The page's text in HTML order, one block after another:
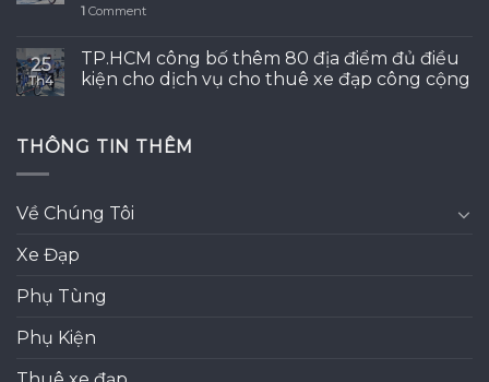
1 Comment
25
Th4
TP.HCM công bố thêm 80 địa điểm đủ điều
kiện cho dịch vụ cho thuê xe đạp công cộng
THÔNG TIN THÊM
Về Chúng Tôi
Xe Đạp
Phụ Tùng
Phụ Kiện